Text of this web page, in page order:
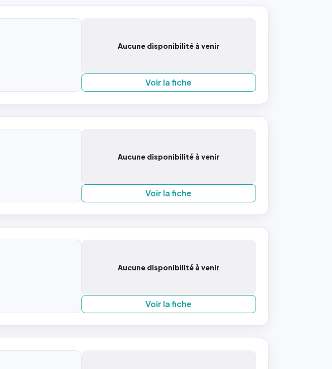
Aucune disponibilité à venir
Voir la fiche
Aucune disponibilité à venir
Voir la fiche
Aucune disponibilité à venir
Voir la fiche